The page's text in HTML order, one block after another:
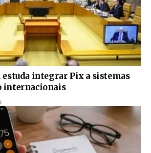
estuda integrar Pix a sistemas
internacionais